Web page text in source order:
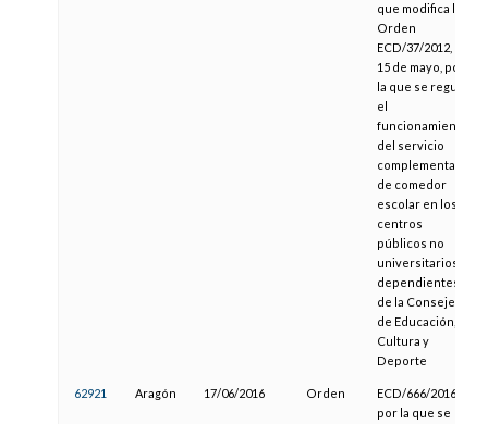
que modifica la
Orden
ECD/37/2012, de
15 de mayo, por
la que se regula
el
funcionamiento
del servicio
complementario
de comedor
escolar en los
centros
públicos no
universitarios
dependientes
de la Consejería
de Educación,
Cultura y
Deporte
62921 Aragón 17/06/2016 Orden
ECD/666/2016,
por la que se